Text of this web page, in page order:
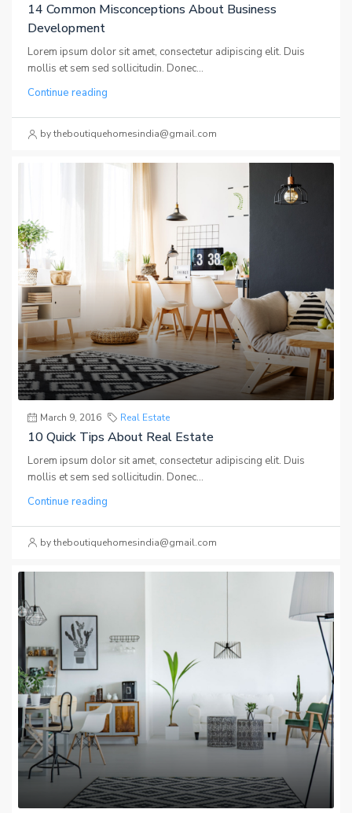
14 Common Misconceptions About Business
Development
Lorem ipsum dolor sit amet, consectetur adipiscing elit. Duis
mollis et sem sed sollicitudin. Donec...
Continue reading
by theboutiquehomesindia@gmail.com
March 9, 2016 Real Estate
10 Quick Tips About Real Estate
Lorem ipsum dolor sit amet, consectetur adipiscing elit. Duis
mollis et sem sed sollicitudin. Donec...
Continue reading
by theboutiquehomesindia@gmail.com